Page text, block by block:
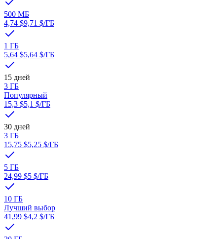
500 МБ
4,74 $9,71 $/ГБ
1 ГБ
5,64 $5,64 $/ГБ
15 дней
3 ГБ
Популярный
15,3 $5,1 $/ГБ
30 дней
3 ГБ
15,75 $5,25 $/ГБ
5 ГБ
24,99 $5 $/ГБ
10 ГБ
Лучший выбор
41,99 $4,2 $/ГБ